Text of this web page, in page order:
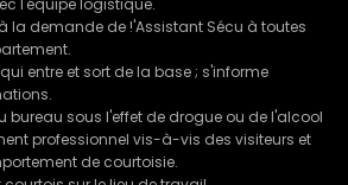
l'équipe logistique.
la demande de !'Assistant Sécu à toutes
entre et sort de la base ; s'informe
bureau sous l'effet de drogue ou de l'alcool
professionnel vis-à-vis des visiteurs et
de courtoisie.